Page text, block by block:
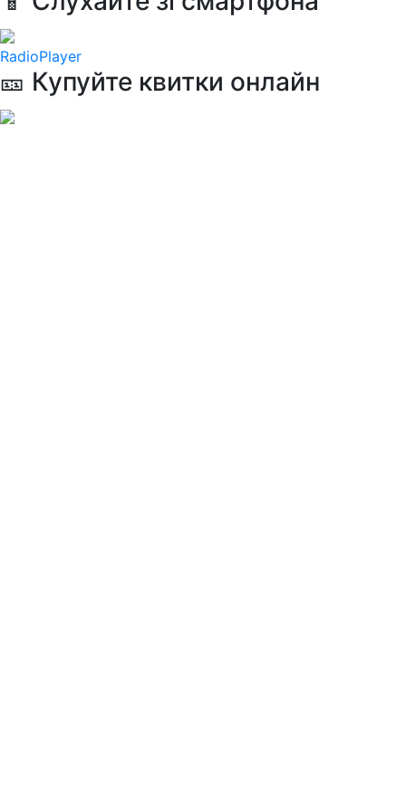
RadioPlayer
🎫 Купуйте квитки онлайн